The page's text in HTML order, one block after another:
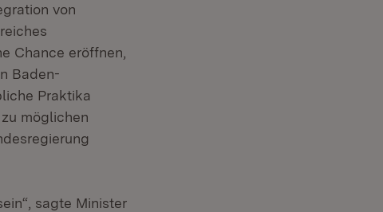
von
Chance eröffnen,
Baden-
Praktika
möglichen
sagte Minister